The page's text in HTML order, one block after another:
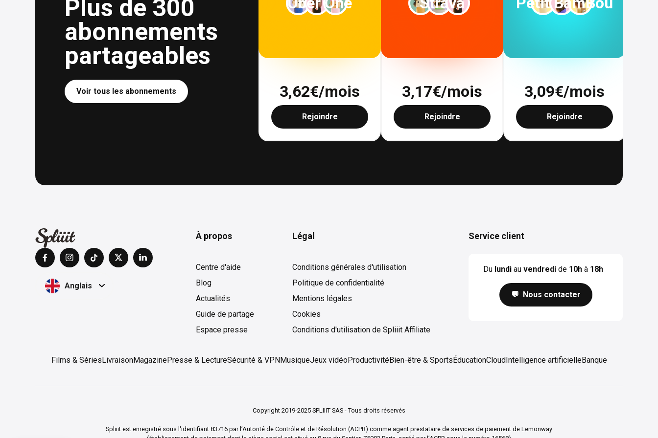
Plus de 300
abonnements
partageables
Voir tous les abonnements 3,62€/mois
Rejoindre
3,17€/mois
Rejoindre
3,09€/mois
Rejoindre
Anglais
À propos
Centre d'aide
Blog
Actualités
Guide de partage
Espace presse
Légal
Conditions générales d'utilisation
Politique de confidentialité
Mentions légales
Cookies
Cookies
Conditions d'utilisation de Spliiit Affiliate
Service client
Du lundi au vendredi de 10h à 18h
💬 Nous contacter
Films & SériesLivraisonMagazinePresse & LectureSécurité & VPNMusiqueJeux vidéoProductivitéBien-être & SportsÉducationCloudIntelligence artificielleBanque
Copyright 2019-2025 SPLIIIT SAS - Tous droits réservés
Spliiit est enregistré sous l'identifiant 83716 par l’Autorité de Contrôle et de Résolution (ACPR) comme agent prestataire de services de paiement de Lemonway